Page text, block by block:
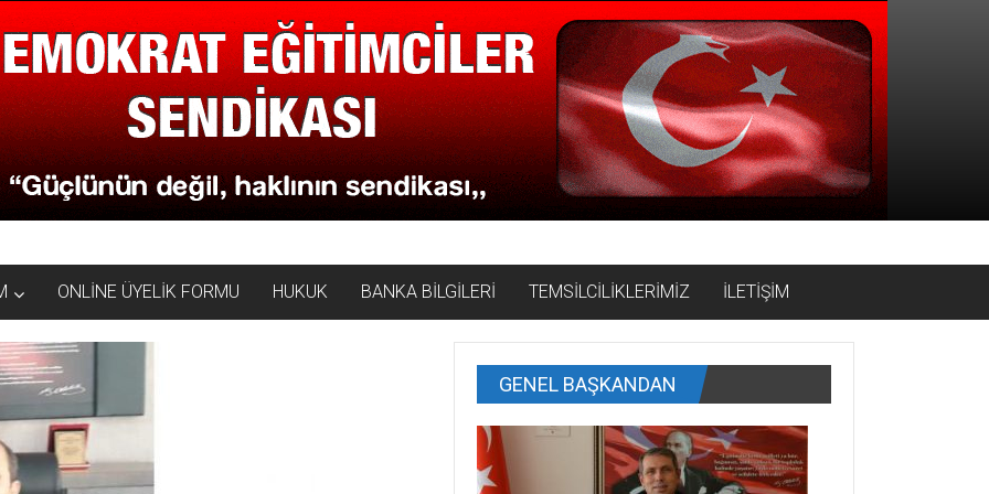
ONLİNE ÜYELİK FORMU HUKUK BANKA BİLGİLERİ TEMSİLCİLİKLERİMİZ İLETİŞİM
GENEL BAŞKANDAN